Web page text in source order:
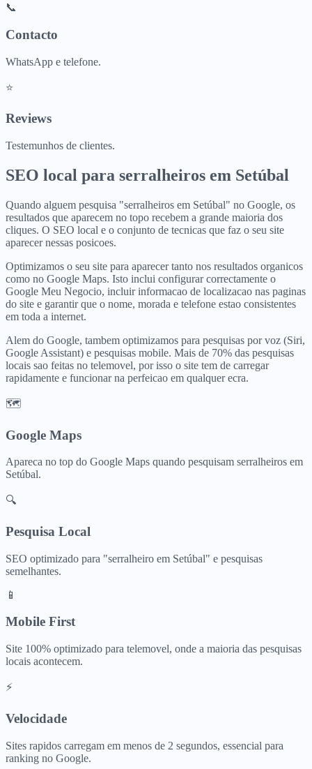
📞
Contacto
WhatsApp e telefone.
⭐
Reviews
Testemunhos de clientes.
SEO local para serralheiros em Setúbal
Quando alguem pesquisa "serralheiros em Setúbal" no Google, os
resultados que aparecem no topo recebem a grande maioria dos
cliques. O SEO local e o conjunto de tecnicas que faz o seu site
aparecer nessas posicoes.
Optimizamos o seu site para aparecer tanto nos resultados organicos
como no Google Maps. Isto inclui configurar correctamente o
Google Meu Negocio, incluir informacao de localizacao nas paginas
do site e garantir que o nome, morada e telefone estao consistentes
em toda a internet.
Alem do Google, tambem optimizamos para pesquisas por voz (Siri,
Google Assistant) e pesquisas mobile. Mais de 70% das pesquisas
locais sao feitas no telemovel, por isso o site tem de carregar
rapidamente e funcionar na perfeicao em qualquer ecra.
🗺️
Google Maps
Apareca no top do Google Maps quando pesquisam serralheiros em
Setúbal.
🔍
Pesquisa Local
SEO optimizado para "serralheiro em Setúbal" e pesquisas
semelhantes.
📱
Mobile First
Site 100% optimizado para telemovel, onde a maioria das pesquisas
locais acontecem.
⚡
Velocidade
Sites rapidos carregam em menos de 2 segundos, essencial para
ranking no Google.